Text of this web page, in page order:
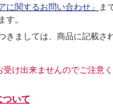
に関するお問い合わせ」 ま
。
きましては、商品に記載さ
け出来ませんのでご注意く
ついて